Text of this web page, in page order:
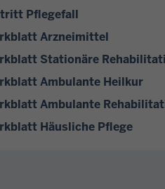
Pflegefall
Arzneimittel
Stationäre
Ambulante Heilkur
Ambulante
Häusliche Pflege